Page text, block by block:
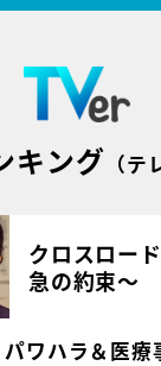
キング （テ
クロスロー
急の約束～
ワハラ＆医療